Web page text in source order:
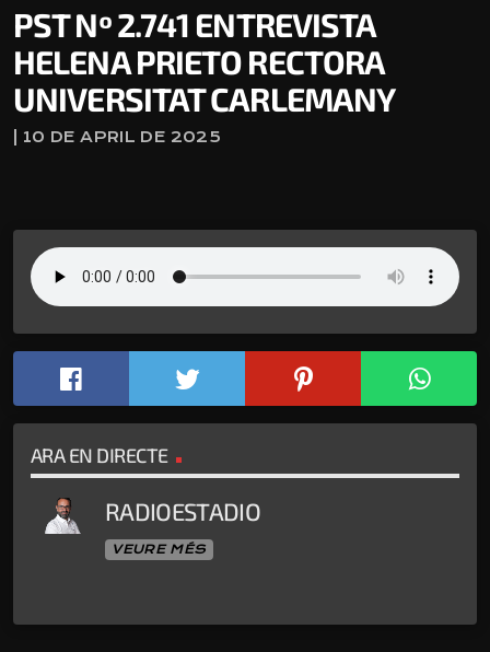
PST Nº 2.741 ENTREVISTA
HELENA PRIETO RECTORA
UNIVERSITAT CARLEMANY
| 10 DE APRIL DE 2025
ARA EN DIRECTE
RADIOESTADIO
VEURE MÉS